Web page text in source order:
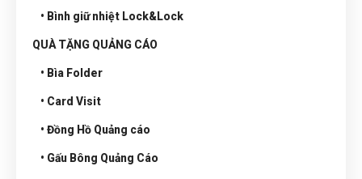
• Bình giữ nhiệt Lock&Lock
QUÀ TẶNG QUẢNG CÁO
• Bìa Folder
• Card Visit
• Đồng Hồ Quảng cáo
• Gấu Bông Quảng Cáo